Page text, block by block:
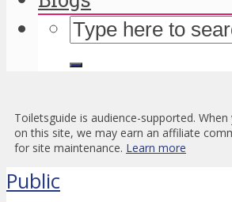
Toiletsguide is audience-supported.
on this site, we may earn an affiliate
for site maintenance. Learn more
Public